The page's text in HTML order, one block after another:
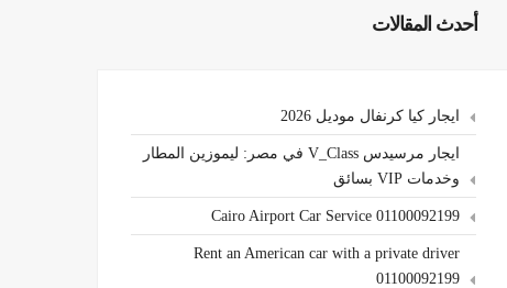
أحدث المقالات
ايجار كيا كرنفال موديل 2026
ايجار مرسيدس V_Class في مصر: ليموزين المطار
وخدمات VIP بسائق
Cairo Airport Car Service 01100092199
Rent an American car with a private driver
01100092199